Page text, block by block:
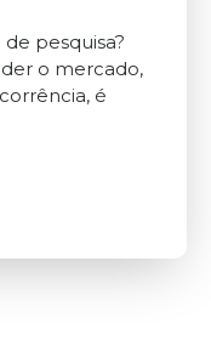
pesquisa?
o mercado,
é